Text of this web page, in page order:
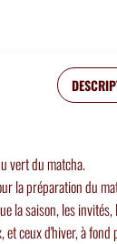
vert du matcha.
préparation du
la saison, les invités,
ceux d'hiver, à